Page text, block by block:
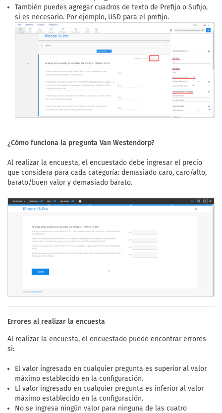
También puedes agregar cuadros de texto de Prefijo o Sufijo,
si es necesario. Por ejemplo, USD para el prefijo.
¿Cómo funciona la pregunta Van Westendorp?
Al realizar la encuesta, el encuestado debe ingresar el precio
que considera para cada categoría: demasiado caro, caro/alto,
barato/buen valor y demasiado barato.
Errores al realizar la encuesta
Al realizar la encuesta, el encuestado puede encontrar errores
si:
El valor ingresado en cualquier pregunta es superior al valor
máximo establecido en la configuración.
El valor ingresado en cualquier pregunta es inferior al valor
máximo establecido en la configuración.
No se ingresa ningún valor para ninguna de las cuatro